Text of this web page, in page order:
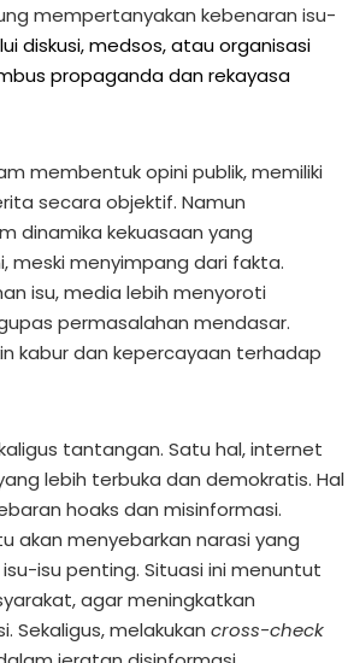
mempertanyakan kebenaran isu-
diskusi, medsos, atau organisasi
propaganda dan rekayasa
membentuk opini publik, memiliki
secara objektif. Namun
dinamika kekuasaan yang
meski menyimpang dari fakta.
isu, media lebih menyoroti
permasalahan mendasar.
kabur dan kepercayaan terhadap
tantangan. Satu hal, internet
lebih terbuka dan demokratis. Hal
hoaks dan misinformasi.
akan menyebarkan narasi yang
isu penting. Situasi ini menuntut
agar meningkatkan
Sekaligus, melakukan cross-check